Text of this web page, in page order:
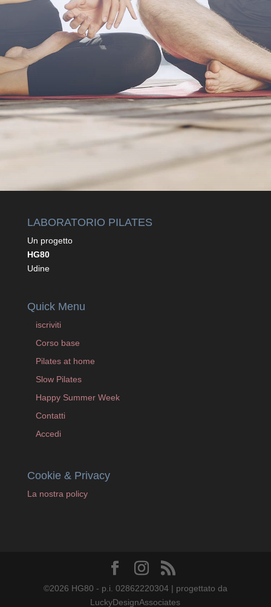
7 + 13= INVIA
LABORATORIO PILATES
Un progetto
HG80
Udine
Quick Menu
iscriviti
Corso base
Pilates at home
Slow Pilates
Happy Summer Week
Contatti
Accedi
Cookie & Privacy
La nostra policy
©2026 HG80 - p.i. 02862220304 | progettato da
LuckyDesignAssociates